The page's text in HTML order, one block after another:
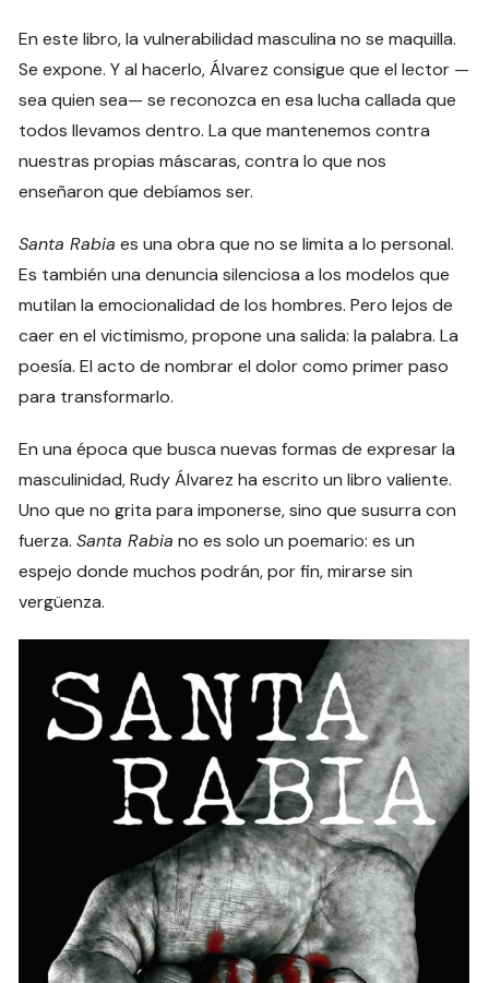
En este libro, la vulnerabilidad masculina no se maquilla.
Se expone. Y al hacerlo, Álvarez consigue que el lector —
sea quien sea— se reconozca en esa lucha callada que
todos llevamos dentro. La que mantenemos contra
nuestras propias máscaras, contra lo que nos
enseñaron que debíamos ser.
Santa Rabia es una obra que no se limita a lo personal.
Es también una denuncia silenciosa a los modelos que
mutilan la emocionalidad de los hombres. Pero lejos de
caer en el victimismo, propone una salida: la palabra. La
poesía. El acto de nombrar el dolor como primer paso
para transformarlo.
En una época que busca nuevas formas de expresar la
masculinidad, Rudy Álvarez ha escrito un libro valiente.
Uno que no grita para imponerse, sino que susurra con
fuerza.Santa Rabia no es solo un poemario: es un
espejo donde muchos podrán, por fin, mirarse sin
vergüenza.